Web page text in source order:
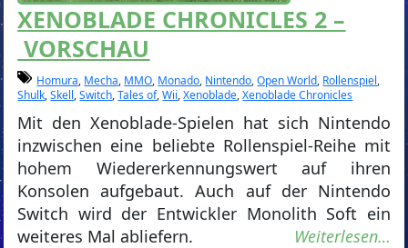
XENOBLADE CHRONICLES 2 –
VORSCHAU
Homura, Mecha, MMO, Monado, Nintendo,Open World, Rollenspiel,
Shulk,Skell,Switch,Tales of,Wii,Xenoblade,Xenoblade Chronicles
Mit den Xenoblade-Spielen hat sich Nintendo
inzwischen eine beliebte Rollenspiel-Reihe mit
hohem Wiedererkennungswert auf ihren
Konsolen aufgebaut. Auch auf der Nintendo
Switch wird der Entwickler Monolith Soft ein
weiteres Mal abliefern.
Weiterlesen…